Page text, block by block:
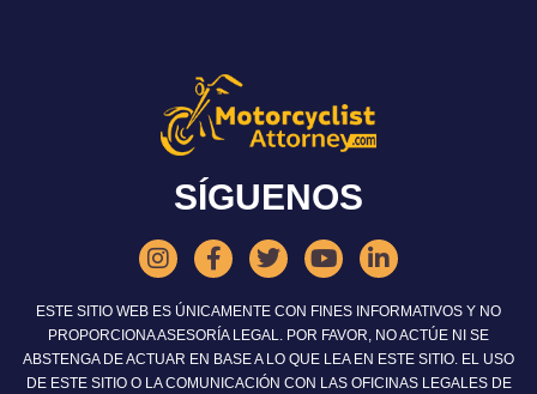
SÍGUENOS
ESTE SITIO WEB ES ÚNICAMENTE CON FINES INFORMATIVOS Y NO
PROPORCIONA ASESORÍA LEGAL. POR FAVOR, NO ACTÚE NI SE
ABSTENGA DE ACTUAR EN BASE A LO QUE LEA EN ESTE SITIO. EL USO
DE ESTE SITIO O LA COMUNICACIÓN CON LAS OFICINAS LEGALES DE